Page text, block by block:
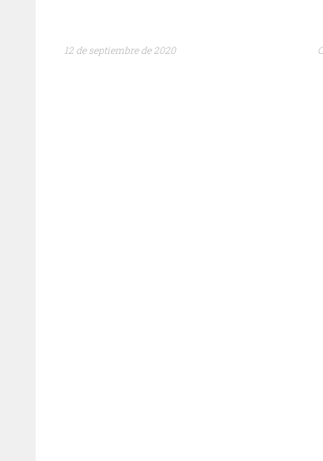
12 de septiembre de 2020